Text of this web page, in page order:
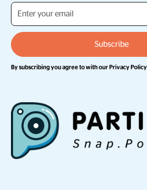
By subscribing you agree to with ourPrivacy Policy